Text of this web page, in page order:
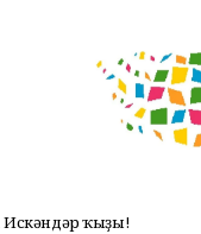
Искәндәр ҡыҙы!